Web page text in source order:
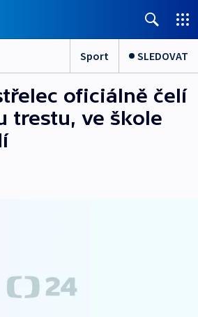
Sport SLEDOVAT
oficiálně čelí
trestu, ve škole